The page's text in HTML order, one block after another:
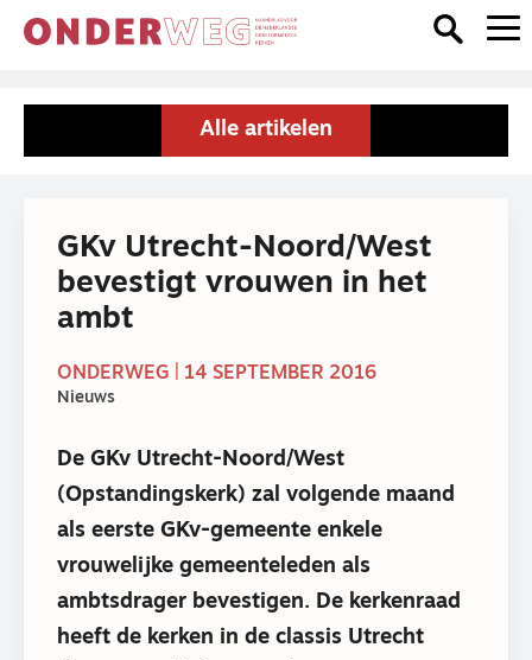
Alle artikelen
GKv Utrecht-Noord/West
bevestigt vrouwen in het
ambt
ONDERWEG | 14 SEPTEMBER 2016
Nieuws
De GKv Utrecht-Noord/West
(Opstandingskerk) zal volgende maand
als eerste GKv-gemeente enkele
vrouwelijke gemeenteleden als
ambtsdrager bevestigen. De kerkenraad
heeft de kerken in de classis Utrecht